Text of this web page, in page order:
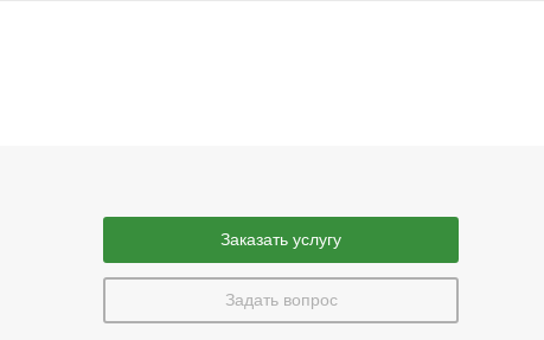
Заказать услугу
Задать вопрос